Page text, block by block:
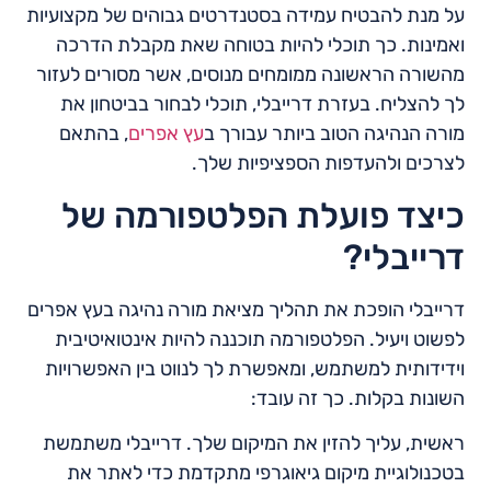
על מנת להבטיח עמידה בסטנדרטים גבוהים של מקצועיות
ואמינות. כך תוכלי להיות בטוחה שאת מקבלת הדרכה
מהשורה הראשונה ממומחים מנוסים, אשר מסורים לעזור
לך להצליח. בעזרת דרייבלי, תוכלי לבחור בביטחון את
מורה הנהיגה הטוב ביותר עבורך בעץ אפרים, בהתאם
לצרכים ולהעדפות הספציפיות שלך.
כיצד פועלת הפלטפורמה של
דרייבלי?
דרייבלי הופכת את תהליך מציאת מורה נהיגה בעץ אפרים
לפשוט ויעיל. הפלטפורמה תוכננה להיות אינטואיטיבית
וידידותית למשתמש, ומאפשרת לך לנווט בין האפשרויות
השונות בקלות. כך זה עובד:
ראשית, עליך להזין את המיקום שלך. דרייבלי משתמשת
בטכנולוגיית מיקום גיאוגרפי מתקדמת כדי לאתר את